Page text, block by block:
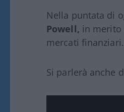
Nella puntata di
Powell, in merito
mercati finanziari.
Si parlerà anche